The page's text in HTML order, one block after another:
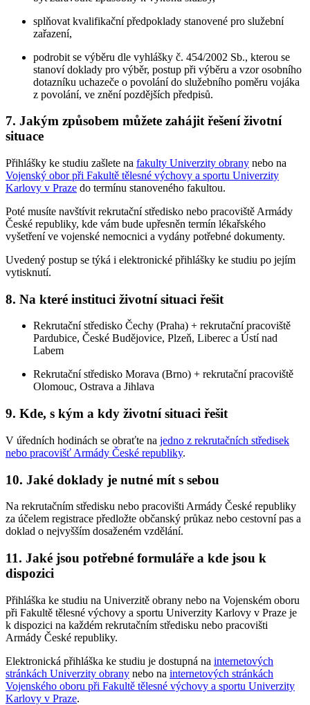
splňovat kvalifikační předpoklady stanovené pro služební
zařazení,
podrobit se výběru dle vyhlášky č. 454/2002 Sb., kterou se
stanoví doklady pro výběr, postup při výběru a vzor osobního
dotazníku uchazeče o povolání do služebního poměru vojáka
z povolání, ve znění pozdějších předpisů.
7. Jakým způsobem můžete zahájit řešení životní
situace
Přihlášky ke studiu zašlete na fakulty Univerzity obrany nebo na
Vojenský obor při Fakultě tělesné výchovy a sportu Univerzity
Karlovy v Praze do termínu stanoveného fakultou.
Poté musíte navštívit rekrutační středisko nebo pracoviště Armády
České republiky, kde vám bude upřesněn termín lékařského
vyšetření ve vojenské nemocnici a vydány potřebné dokumenty.
Uvedený postup se týká i elektronické přihlášky ke studiu po jejím
vytisknutí.
8. Na které instituci životní situaci řešit
Rekrutační středisko Čechy (Praha) + rekrutační pracoviště
Pardubice, České Budějovice, Plzeň, Liberec a Ústí nad
Labem
Rekrutační středisko Morava (Brno) + rekrutační pracoviště
Olomouc, Ostrava a Jihlava
9. Kde, s kým a kdy životní situaci řešit
V úředních hodinách se obraťte na jedno z rekrutačních středisek
nebo pracovišť Armády České republiky.
10. Jaké doklady je nutné mít s sebou
Na rekrutačním středisku nebo pracovišti Armády České republiky
za účelem registrace předložte občanský průkaz nebo cestovní pas a
doklad o nejvyšším dosaženém vzdělání.
11. Jaké jsou potřebné formuláře a kde jsou k
dispozici
Přihláška ke studiu na Univerzitě obrany nebo na Vojenském oboru
při Fakultě tělesné výchovy a sportu Univerzity Karlovy v Praze je
k dispozici na každém rekrutačním středisku nebo pracovišti
Armády České republiky.
Elektronická přihláška ke studiu je dostupná na internetových
stránkách Univerzity obrany nebo na internetových stránkách
Vojenského oboru při Fakultě tělesné výchovy a sportu Univerzity
Karlovy v Praze.